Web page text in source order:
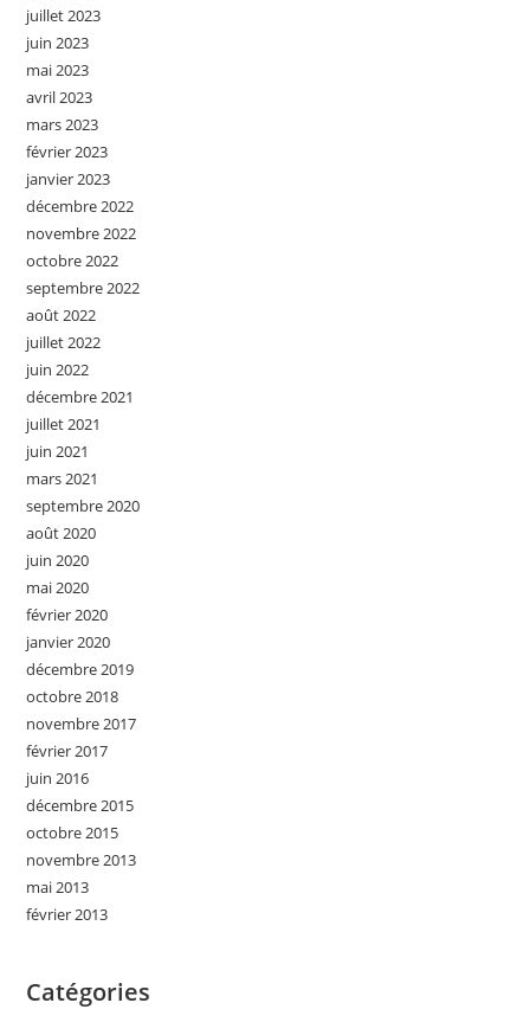
juillet 2023
juin 2023
mai 2023
avril 2023
mars 2023
février 2023
janvier 2023
décembre 2022
novembre 2022
octobre 2022
septembre 2022
août 2022
juillet 2022
juin 2022
décembre 2021
juillet 2021
juin 2021
mars 2021
septembre 2020
août 2020
juin 2020
mai 2020
février 2020
janvier 2020
décembre 2019
octobre 2018
novembre 2017
février 2017
juin 2016
décembre 2015
octobre 2015
novembre 2013
mai 2013
février 2013
Catégories